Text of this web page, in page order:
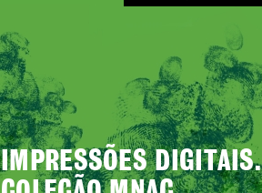
IMPRESSÕES DIGITAIS.